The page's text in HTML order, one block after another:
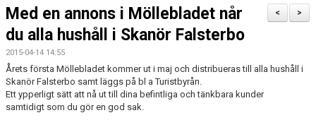
HEM
NYHETER
OM SFIF
VÅRA SAMARBETSPARTNERS
>
<
Med en annons i Möllebladet når
du alla hushåll i Skanör Falsterbo
2015-04-14 14:55
Årets första Möllebladet kommer ut i maj och distribueras till alla hushåll i
Skanör Falsterbo samt läggs på bl a Turistbyrån.
Ett ypperligt sätt att nå ut till dina befintliga och tänkbara kunder
samtidigt som du gör en god sak.